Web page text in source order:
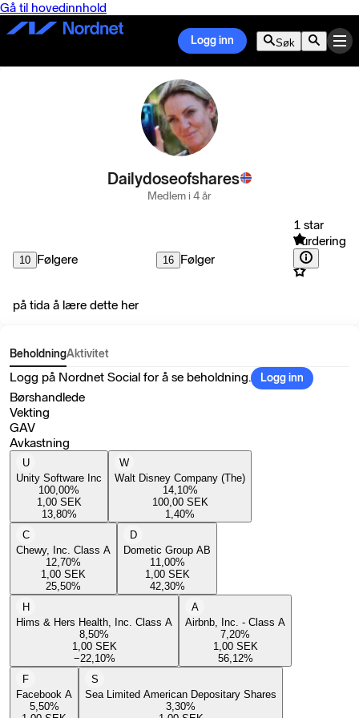
Gå til hovedinnhold
Logg inn Søk
Dailydoseofshares
Medlem i 4 år
10 Følgere 16 Følger
1 star
Vurdering
på tida å lære dette her
BeholdningAktivitet
Logg på Nordnet Social for å se beholdning. Logg inn
Børshandlede
Vekting
GAV
Avkastning
U
Unity Software Inc
100,00%
1,00 SEK
13,80%
W
Walt Disney Company (The)
14,10%
100,00 SEK
1,40%
C
Chewy, Inc. Class A
12,70%
1,00 SEK
25,50%
D
Dometic Group AB
11,00%
1,00 SEK
42,30%
H
Hims & Hers Health, Inc. Class A
8,50%
1,00 SEK
−22,10%
A
Airbnb, Inc. - Class A
7,20%
1,00 SEK
56,12%
F
Facebook A
5,50%
S
Sea Limited American Depositary Shares
3,30%